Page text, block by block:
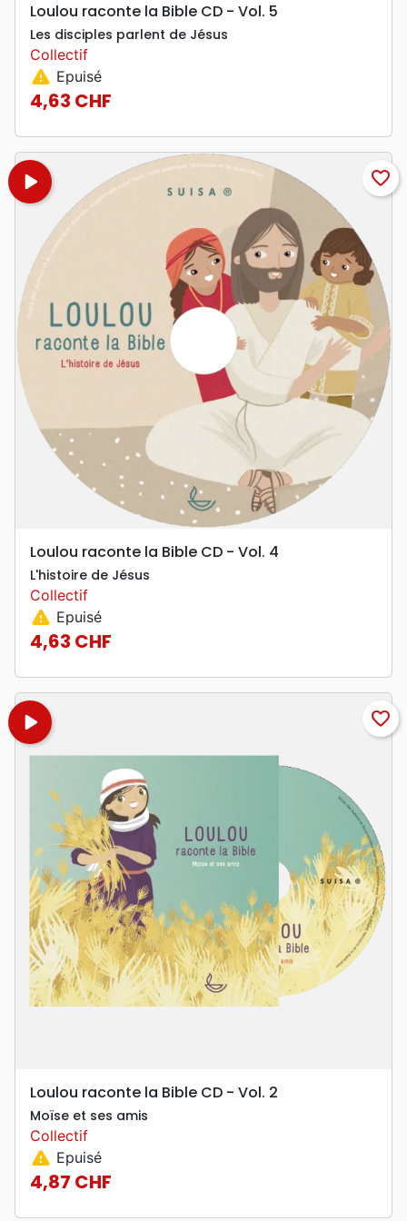
Loulou raconte la Bible CD - Vol. 5
Les disciples parlent de Jésus
Collectif
warning Epuisé
Prix
4,63 CHF
play_arrow favorite_border
Loulou raconte la Bible CD - Vol. 4
L'histoire de Jésus
Collectif
warning Epuisé
Prix
4,63 CHF
play_arrow favorite_border
Loulou raconte la Bible CD - Vol. 2
Moïse et ses amis
Collectif
warning Epuisé
Prix
4,87 CHF